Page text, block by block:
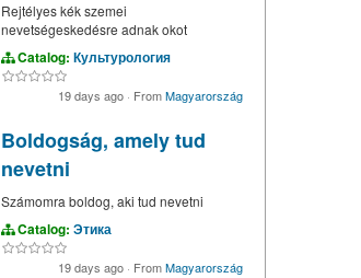
Rejtélyes kék szemei
nevetségeskedésre adnak okot
Catalog: Культурология
19 days ago · FromMagyarország
Boldogság, amely tud
nevetni
Számomra boldog, aki tud nevetni
Catalog: Этика
19 days ago · FromMagyarország